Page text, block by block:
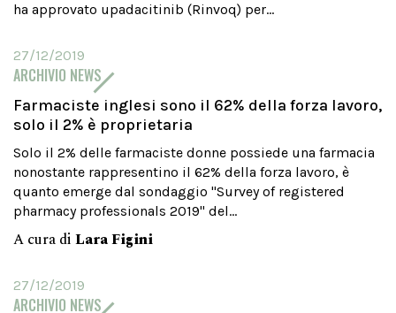
ha approvato upadacitinib (Rinvoq) per...
27/12/2019
ARCHIVIO NEWS
Farmaciste inglesi sono il 62% della forza lavoro,
solo il 2% è proprietaria
Solo il 2% delle farmaciste donne possiede una farmacia
nonostante rappresentino il 62% della forza lavoro, è
quanto emerge dal sondaggio "Survey of registered
pharmacy professionals 2019" del...
A cura di Lara Figini
27/12/2019
ARCHIVIO NEWS